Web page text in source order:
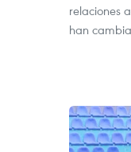
relaciones
han